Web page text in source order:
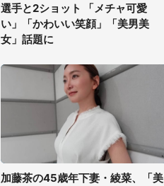
選手と2ショット 「メチャ可愛
い」「かわいい笑顔」「美男美
女」話題に
加藤茶の45歳年下妻・綾菜、「美